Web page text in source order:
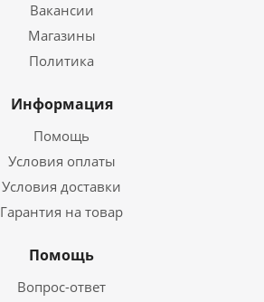
Вакансии
Магазины
Политика
Информация
Помощь
Условия оплаты
Условия доставки
Гарантия на товар
Помощь
Вопрос-ответ